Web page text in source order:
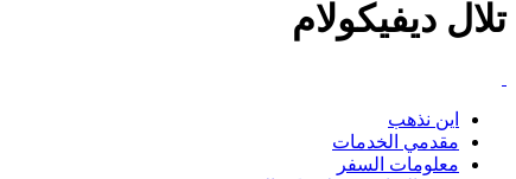
تلال ديفيكولام
اين نذهب
مقدمي الخدمات
معلومات السفر